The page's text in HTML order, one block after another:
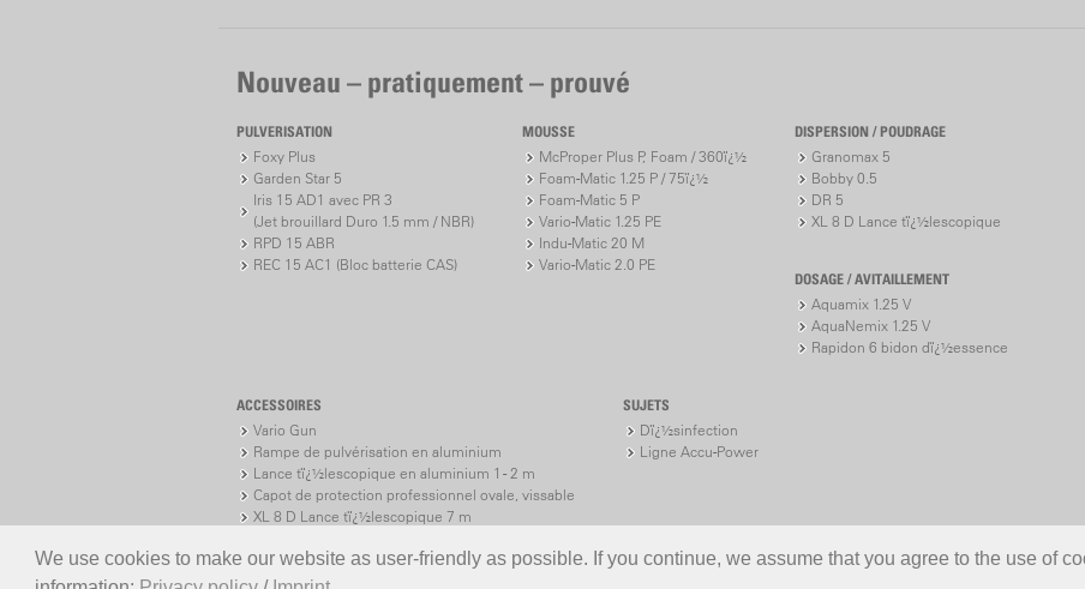
We use cookies to make our website as user-friendly as possible. If you continue, we assume that you agree to the use of
Nouveau – pratiquement – prouvé
PULVERISATION
Foxy Plus
Garden Star 5
Iris 15 AD1 avec PR 3
(Jet brouillard Duro 1.5 mm / NBR)
RPD 15 ABR
REC 15 AC1 (Bloc batterie CAS)
MOUSSE
McProper Plus P, Foam / 360ï¿½
Foam-Matic 1.25 P / 75ï¿½
Foam-Matic 5 P
Vario-Matic 1.25 PE
Indu-Matic 20 M
Vario-Matic 2.0 PE
DISPERSION / POUDRAGE
Granomax 5
Bobby 0.5
DR 5
XL 8 D Lance tï¿½lescopique
DOSAGE / AVITAILLEMENT
Aquamix 1.25 V
AquaNemix 1.25 V
Rapidon 6 bidon dï¿½essence
ACCESSOIRES
Vario Gun
Rampe de pulvérisation en aluminium
Lance tï¿½lescopique en aluminium 1 - 2 m
Capot de protection professionnel ovale, vissable
XL 8 D Lance tï¿½lescopique 7 m
SUJETS
Dï¿½sinfection
Ligne Accu-Power